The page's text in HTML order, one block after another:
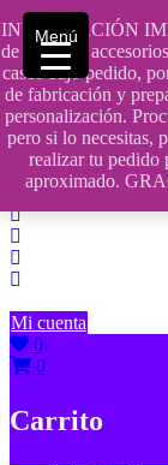
INFORMACIÓN
de nuestros
casos bajo pedido,
de fabricación y
personalización.
pero si lo necesitas,
realizar tu pedido
aproximado.
Saltar
contenido
609241475 SOLO
San Fernando de
10:00 - 14:00
Mi cuenta
0
0
Carrito
Menú